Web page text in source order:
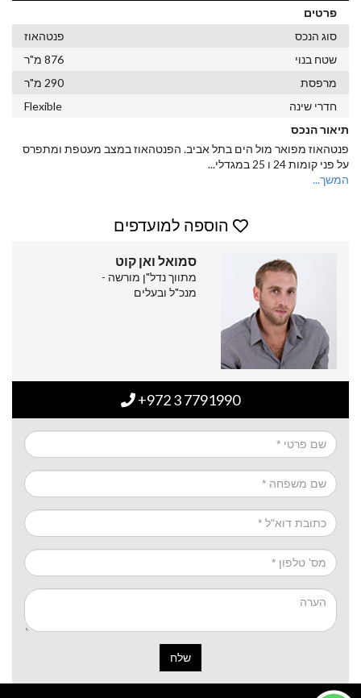
פרטים
סוג הנכס
פנטהאוז
שטח בנוי
876 מ"ר
מרפסת
290 מ"ר
חדרי שינה
Flexible
תיאור הנכס
פנטהאוז מפואר מול הים בתל אביב. הפנטהאוז במצב מעטפת ומתפרס
על פני קומות 24 ו 25 במגדלי
...
המשך...
הוספה למועדפים
סמואל ואן קוט
מתווך נדל"ן מורשה -
מנכ"ל ובעלים
+972 3 7791990
שלח